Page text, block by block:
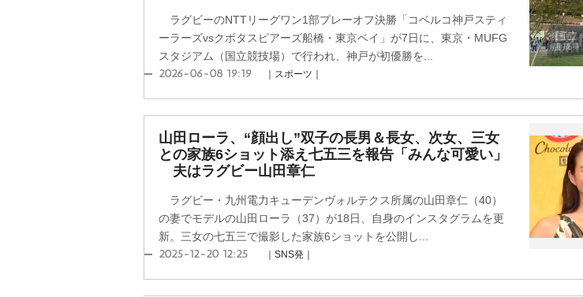
ラグビーのNTTリーグワン1部プレーオフ決勝「コベルコ神戸スティ
ーラーズvsクボタスピアーズ船橋・東京ベイ」が7日に、東京・MUFG
スタジアム（国立競技場）で行われ、神戸が初優勝を...
2026-06-08 19:19 ｜スポーツ｜
山田ローラ、“顔出し”双子の長男＆長女、次女、三女
との家族6ショット添え七五三を報告「みんな可愛い」
夫はラグビー山田章仁
ラグビー・九州電力キューデンヴォルテクス所属の山田章仁（40）
の妻でモデルの山田ローラ（37）が18日、自身のインスタグラムを更
新。三女の七五三で撮影した家族6ショットを公開し...
2025-12-20 12:25 ｜SNS発｜